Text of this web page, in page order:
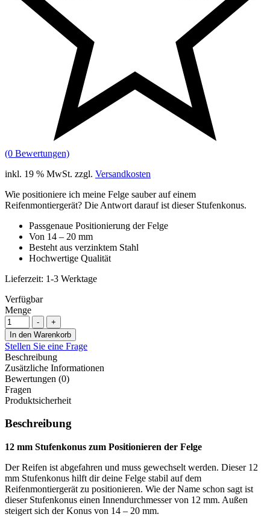
(0 Bewertungen)
inkl. 19 % MwSt. zzgl. Versandkosten
Wie positioniere ich meine Felge sauber auf einem
Reifenmontiergerät? Die Antwort darauf ist dieser Stufenkonus.
Passgenaue Positionierung der Felge
Von 14 – 20 mm
Besteht aus verzinktem Stahl
Hochwertige Qualität
Lieferzeit: 1-3 Werktage
Verfügbar
Menge
-
+
In den Warenkorb
Stellen Sie eine Frage
Beschreibung
Zusätzliche Informationen
Bewertungen (0)
Fragen
Produktsicherheit
Beschreibung
12 mm Stufenkonus zum Positionieren der Felge
Der Reifen ist abgefahren und muss gewechselt werden. Dieser 12
mm Stufenkonus hilft dir deine Felge stabil auf dem
Reifenmontiergerät zu positionieren. Wie der Name schon sagt ist
dieser Stufenkonus einen Innendurchmesser von 12 mm. Außen
steigert sich der Konus von 14 – 20 mm.